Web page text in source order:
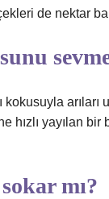
de nektar
kokusuyla
hızlı yayılan bir
mı?